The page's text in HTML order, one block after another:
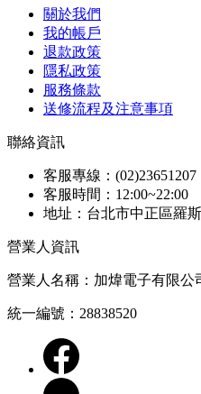
關於我們
我的帳戶
退款政策
隱私政策
服務條款
送修流程及注意事項
聯絡資訊
客服專線：(02)23651207
客服時間：12:00~22:00
地址：台北市中正區羅
營業人資訊
營業人名稱：加煒電子有限公
統一編號：28838520